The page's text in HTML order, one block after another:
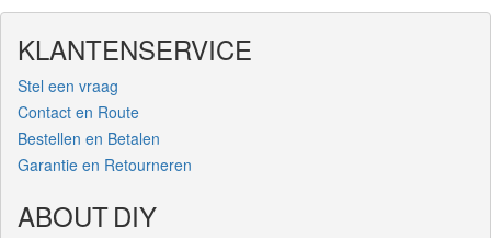
KLANTENSERVICE
Stel een vraag
Contact en Route
Bestellen en Betalen
Garantie en Retourneren
ABOUT DIY